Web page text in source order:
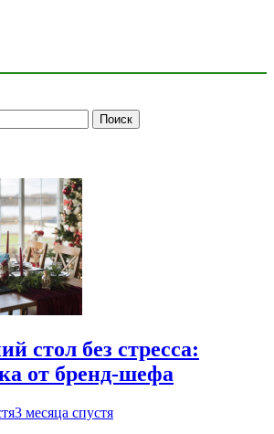
стол без стресса:
от бренд-шефа
3 месяца спустя